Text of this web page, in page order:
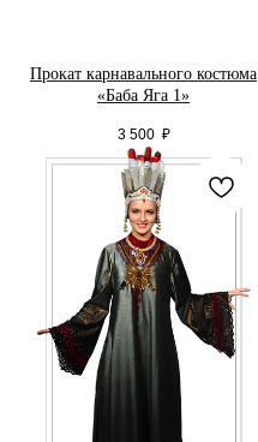
Прокат карнавального костюма
«Баба Яга 1»
3 500 ₽